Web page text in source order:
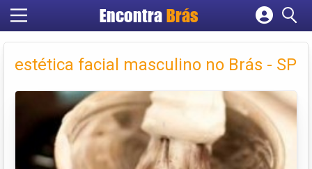
Encontra Brás
Cadastrar empresa
Criar conta
estética facial masculino no Brás - SP